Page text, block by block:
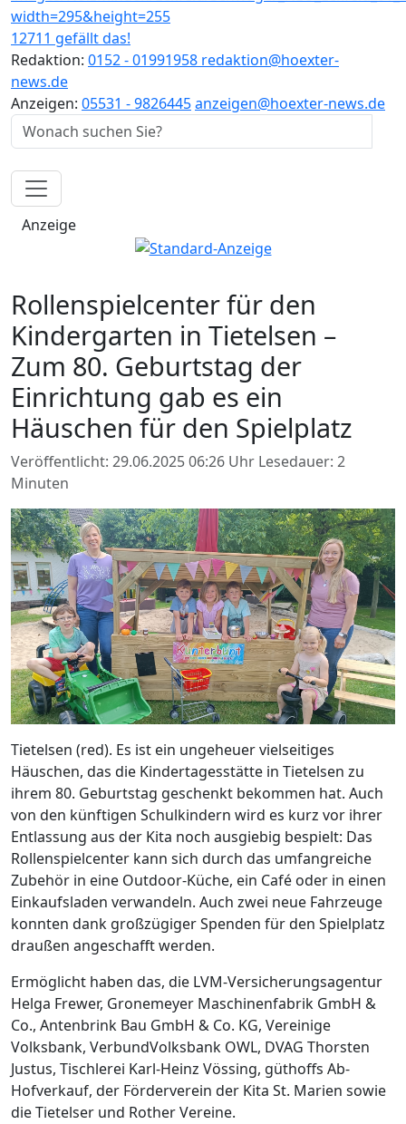
12711 gefällt das!
Redaktion: 0152 - 01991958 redaktion@hoexter-
news.de
Anzeigen: 05531 - 9826445anzeigen@hoexter-news.de
Anzeige
Rollenspielcenter für den
Kindergarten in Tietelsen –
Zum 80. Geburtstag der
Einrichtung gab es ein
Häuschen für den Spielplatz
Veröffentlicht: 29.06.2025 06:26 Uhr Lesedauer: 2
Minuten
Tietelsen (red). Es ist ein ungeheuer vielseitiges
Häuschen, das die Kindertagesstätte in Tietelsen zu
ihrem 80. Geburtstag geschenkt bekommen hat. Auch
von den künftigen Schulkindern wird es kurz vor ihrer
Entlassung aus der Kita noch ausgiebig bespielt: Das
Rollenspielcenter kann sich durch das umfangreiche
Zubehör in eine Outdoor-Küche, ein Café oder in einen
Einkaufsladen verwandeln. Auch zwei neue Fahrzeuge
konnten dank großzügiger Spenden für den Spielplatz
draußen angeschafft werden.
Ermöglicht haben das, die LVM-Versicherungsagentur
Helga Frewer, Gronemeyer Maschinenfabrik GmbH &
Co., Antenbrink Bau GmbH & Co. KG, Vereinige
Volksbank, VerbundVolksbank OWL, DVAG Thorsten
Justus, Tischlerei Karl-Heinz Vössing, güthoffs Ab-
Hofverkauf, der Förderverein der Kita St. Marien sowie
die Tietelser und Rother Vereine.